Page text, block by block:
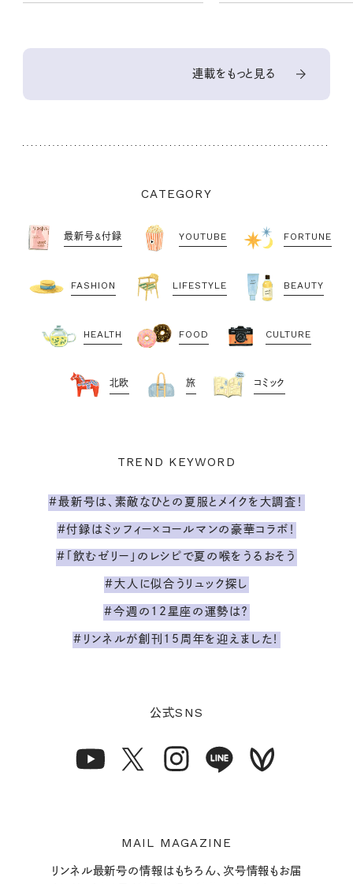
連載をもっと見る
CATEGORY
最新号&付録 YOUTUBE FORTUNE
FASHION LIFESTYLE BEAUTY
HEALTH FOOD CULTURE
北欧 旅 コミック
TREND KEYWORD
#最新号は、素敵なひとの夏服とメイクを大調査！
#付録はミッフィー×コールマンの豪華コラボ！
#「飲むゼリー」のレシピで夏の喉をうるおそう
#大人に似合うリュック探し
#今週の12星座の運勢は？
#リンネルが創刊15周年を迎えました！
公式SNS
MAIL MAGAZINE
リンネル最新号の情報はもちろん、次号情報もお届